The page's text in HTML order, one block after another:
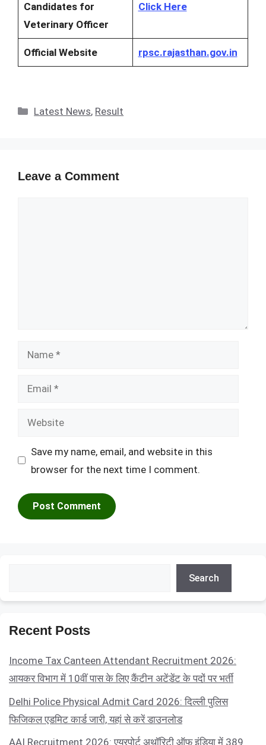
Candidates for
Veterinary Officer
Click Here
Official Website rpsc.rajasthan.gov.in
Categories
Latest News, Result
Leave a Comment
Name
Email
Website
Save my name, email, and website in this
browser for the next time I comment.
Search
Recent Posts
Income Tax Canteen Attendant Recruitment 2026:
आयकर विभाग में 10वीं पास के लिए कैंटीन अटेंडेंट के पदों पर भर्ती
Delhi Police Physical Admit Card 2026: दिल्ली पुलिस
फिजिकल एडमिट कार्ड जारी, यहां से करें डाउनलोड
AAI Recruitment 2026: एयरपोर्ट अथॉरिटी ऑफ इंडिया में 389